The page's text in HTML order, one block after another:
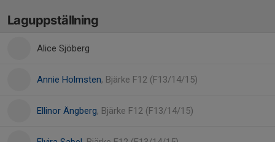
Laguppställning
Alice Sjöberg
Annie Holmsten, Bjärke F12 (F13/14/15)
Ellinor Ängberg, Bjärke F12 (F13/14/15)